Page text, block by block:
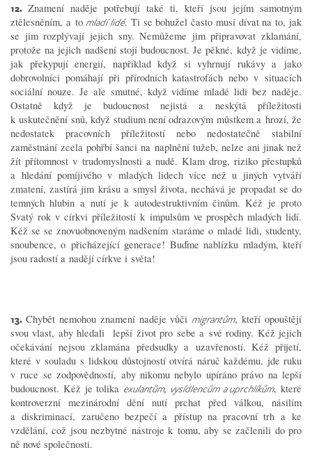
12. Znamení naděje potřebují také ti, kteří jsou jejím samotným
ztělesněním, a to mladí lidé. Ti se bohužel často musí dívat na to, jak
se jim rozplývají jejich sny. Nemůžeme jim připravovat zklamání,
protože na jejich nadšení stojí budoucnost. Je pěkné, když je vidíme,
jak překypují energií, například když si vyhrnují rukávy a jako
dobrovolníci pomáhají při přírodních katastrofách nebo v situacích
sociální nouze. Je ale smutné, když vidíme mladé lidi bez naděje.
Ostatně když je budoucnost nejistá a neskýtá příležitosti
k uskutečnění snů, když studium není odrazovým můstkem a hrozí, že
nedostatek pracovních příležitostí nebo nedostatečně stabilní
zaměstnání zcela pohřbí šanci na naplnění tužeb, nelze ani jinak než
žít přítomnost v trudomyslnosti a nudě. Klam drog, riziko přestupků
a hledání pomíjivého v mladých lidech více než u jiných vytváří
zmatení, zastírá jim krásu a smysl života, nechává je propadat se do
temných hlubin a nutí je k autodestruktivním činům. Kéž je proto
Svatý rok v církvi příležitostí k impulsům ve prospěch mladých lidí.
Kéž se se znovuobnoveným nadšením staráme o mladé lidi, studenty,
snoubence, o přicházející generace! Buďme nablízku mladým, kteří
jsou radostí a nadějí církve i světa!
13. Chybět nemohou znamení naděje vůči migrantům, kteří opouštějí
svou vlast, aby hledali lepší život pro sebe a své rodiny. Kéž jejich
očekávání nejsou zklamána předsudky a uzavřeností. Kéž přijetí,
které v souladu s lidskou důstojností otvírá náruč každému, jde ruku
v ruce se zodpovědností, aby nikomu nebylo upíráno právo na lepší
budoucnost. Kéž je tolika exulantům, vysídlencům a uprchlíkům, které
kontroverzní mezinárodní dění nutí prchat před válkou, násilím
a diskriminací, zaručeno bezpečí a přístup na pracovní trh a ke
vzdělání, což jsou nezbytné nástroje k tomu, aby se začlenili do pro
ně nové společnosti.